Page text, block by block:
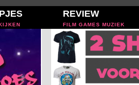
REVIEW
FILM GAMES MUZIEK